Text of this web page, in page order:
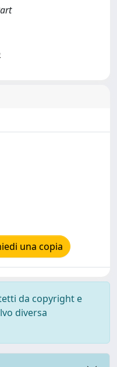
una copia
da copyright e
diversa